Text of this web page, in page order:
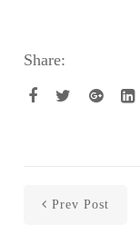
Share:
Prev Post